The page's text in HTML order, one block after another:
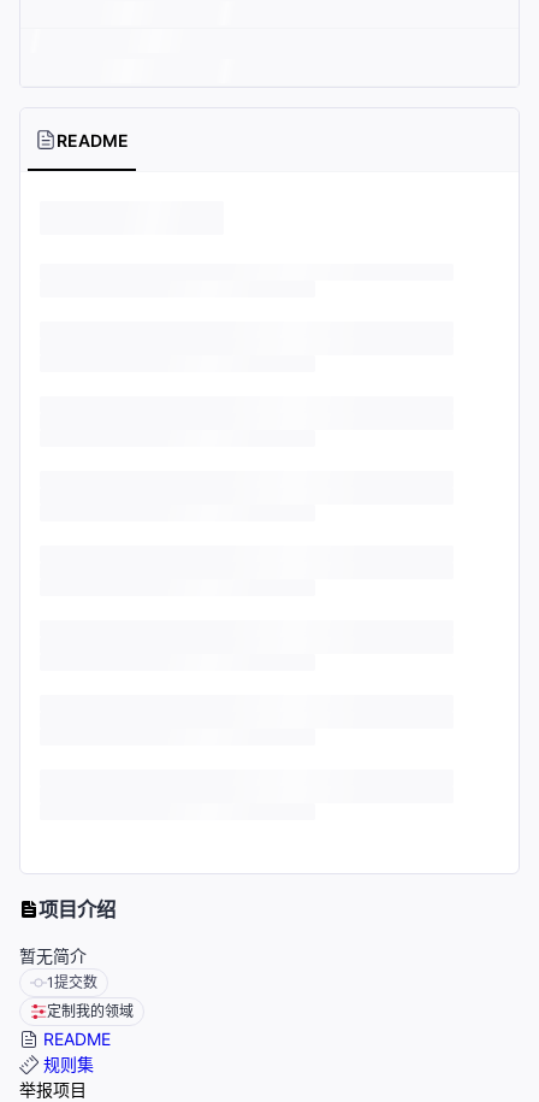
README
项目介绍
暂无简介
1提交数
定制我的领域
README
规则集
举报项目